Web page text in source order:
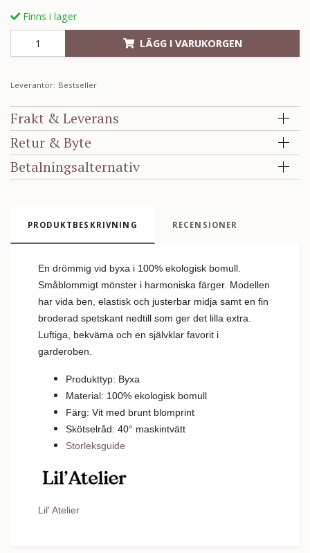
Finns i lager
LÄGG I VARUKORGEN
Leverantör: Bestseller
Frakt & Leverans
Retur & Byte
Betalningsalternativ
PRODUKTBESKRIVNING RECENSIONER
En drömmig vid byxa i 100% ekologisk bomull.
Småblommigt mönster i harmoniska färger. Modellen
har vida ben, elastisk och justerbar midja samt en fin
broderad spetskant nedtill som ger det lilla extra.
Luftiga, bekväma och en självklar favorit i
garderoben.
Produkttyp: Byxa
Material: 100% ekologisk bomull
Färg: Vit med brunt blomprint
Skötselråd: 40° maskintvätt
Storleksguide
Lil' Atelier